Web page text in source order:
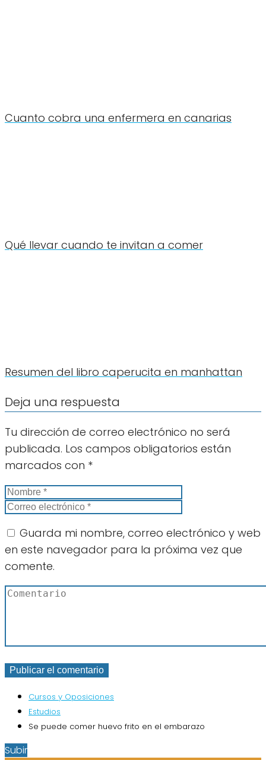
Cuanto cobra una enfermera en canarias
Qué llevar cuando te invitan a comer
Resumen del libro caperucita en manhattan
Deja una respuesta
Tu dirección de correo electrónico no será
publicada. Los campos obligatorios están
marcados con *
Guarda mi nombre, correo electrónico y web
en este navegador para la próxima vez que
comente.
Cursos y Oposiciones
Estudios
Se puede comer huevo frito en el embarazo
Subir